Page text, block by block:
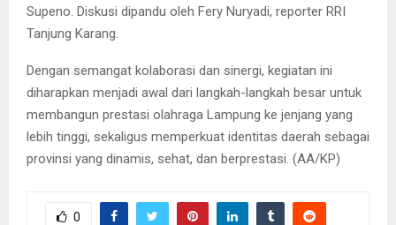
Supeno. Diskusi dipandu oleh Fery Nuryadi, reporter RRI
Tanjung Karang.
Dengan semangat kolaborasi dan sinergi, kegiatan ini
diharapkan menjadi awal dari langkah-langkah besar untuk
membangun prestasi olahraga Lampung ke jenjang yang
lebih tinggi, sekaligus memperkuat identitas daerah sebagai
provinsi yang dinamis, sehat, dan berprestasi. (AA/KP)
0